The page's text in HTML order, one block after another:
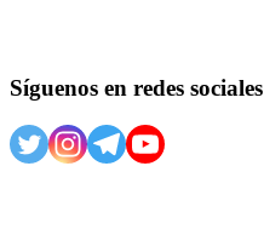
Síguenos en redes sociales